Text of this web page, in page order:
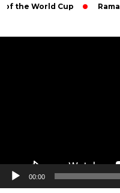
Cup Ramadan: A
00:00